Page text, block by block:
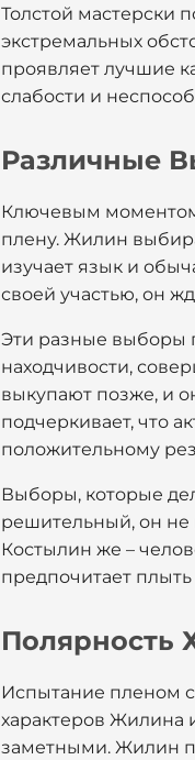
Толстой мастерски
экстремальных
проявляет лучшие
слабости и
Различные
Ключевым
плену. Жилин
изучает язык и
своей участью, он
Эти разные выборы
находчивости,
выкупают позже, и
подчеркивает, что
положительному
Выборы, которые
решительный, он не
Костылин же –
предпочитает
Полярность
Испытание пленом
характеров Жилина
заметными. Жилин